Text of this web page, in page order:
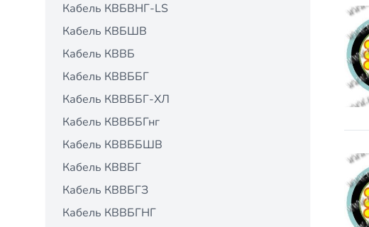
Кабель КВБВНГ-LS
Кабель КВБШВ
Кабель КВВБ
Кабель КВВББГ
Кабель КВВББГ-ХЛ
Кабель КВВББГнг
Кабель КВВББШВ
Кабель КВВБГ
Кабель КВВБГЗ
Кабель КВВБГНГ